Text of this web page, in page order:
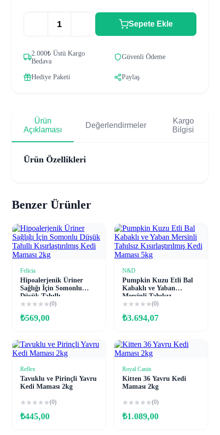
Sepete Ekle
2.000₺ Üstü Kargo
Bedava
Güvenli Ödeme
Hediye Paketi Paylaş
Ürün
Açıklaması
Değerlendirmeler
Kargo
Bilgisi
Ürün Özellikleri
Benzer Ürünler
Felicia
Hipoalerjenik Üriner
Sağlığı İçin Somonlu
Düşük Tahıllı
Kısırlaştırılmış Kedi
(0)
₺569,00
N&D
Pumpkin Kuzu Etli Bal
Kabaklı ve Yaban
Mersinli Tahılsız
Kısırlaştırılmış Kedi
(0)
₺3.694,07
Reflex
Tavuklu ve Pirinçli Yavru
Kedi Maması 2kg
(0)
₺445,00
Sepete Ekle
Royal Canin
Kitten 36 Yavru Kedi
Maması 2kg
(0)
₺1.089,00